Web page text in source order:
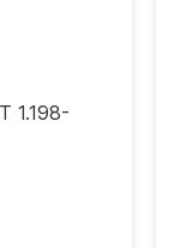
1.198-